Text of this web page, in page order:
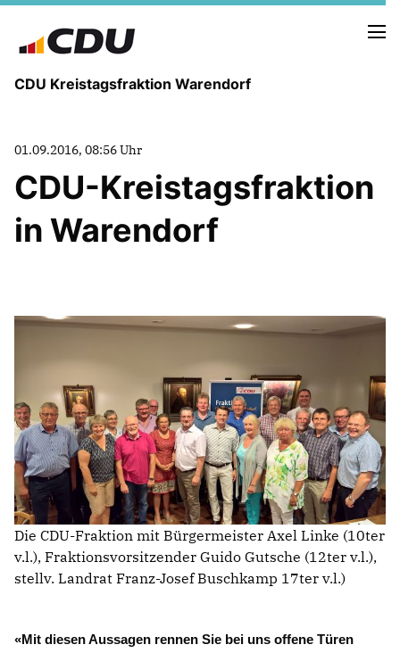
CDU Kreistagsfraktion Warendorf
PRESSE U. NEUIGKEITEN
REDEN UND ANTRÄGE
MITGLIEDER DER CDU-FRAKTION
AUSSCHUSS FÜR KINDER, JUGENDLICHE UND FAMILIEN
AUSSCHUSS FÜR BILDUNG, INTEGRATION, KULTUR UND
SPORT
BAUAUSSCHUSS
FINANZAUSSCHUSS
KREISAUSSCHUSS
KREISWAHLAUSSCHUSS
POLIZEIBEIRAT
RECHNUNGSPRÜFUNG
AUSSCHUSS FÜR SOZIALES UND GESUNDHEIT
UND PLANUNG
01.09.2016, 08:56 Uhr
CDU-Kreistagsfraktion
in Warendorf
«Mit diesen Aussagen rennen Sie bei uns offene Türen
Die CDU-Fraktion mit Bürgermeister Axel Linke (10ter
v.l.), Fraktionsvorsitzender Guido Gutsche (12ter v.l.),
stellv. Landrat Franz-Josef Buschkamp 17ter v.l.)